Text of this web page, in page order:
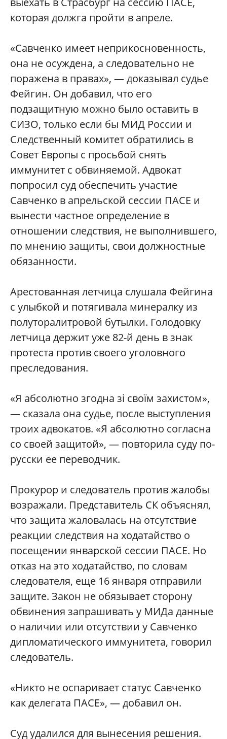
которая должга пройти в апреле.
«Савченко имеет неприкосновенность,
она не осуждена, а следовательно не
поражена в правах», — доказывал судье
Фейгин. Он добавил, что его
подзащитную можно было оставить в
СИЗО, только если бы МИД России и
Следственный комитет обратились в
Совет Европы с просьбой снять
иммунитет с обвиняемой. Адвокат
попросил суд обеспечить участие
Савченко в апрельской сессии ПАСЕ и
вынести частное определение в
отношении следствия, не выполнившего,
по мнению защиты, свои должностные
обязанности.
Арестованная летчица слушала Фейгина
с улыбкой и потягивала минералку из
полуторалитровой бутылки. Голодовку
летчица держит уже 82-й день в знак
протеста против своего уголовного
преследования.
«Я абсолютно згодна зі своїм захистом»,
— сказала она судье, после выступления
троих адвокатов. «Я абсолютно согласна
со своей защитой», — повторила суду по-
русски ее переводчик.
Прокурор и следователь против жалобы
возражали. Представитель СК объяснял,
что защита жаловалась на отсутствие
реакции следствия на ходатайство о
посещении январской сессии ПАСЕ. Но
отказ на это ходатайство, по словам
следователя, еще 16 января отправили
защите. Закон не обязывает сторону
обвинения запрашивать у МИДа данные
о наличии или отсутствии у Савченко
дипломатического иммунитета, говорил
следователь.
«Никто не оспаривает статус Савченко
как делегата ПАСЕ», — добавил он.
Суд удалился для вынесения решения.